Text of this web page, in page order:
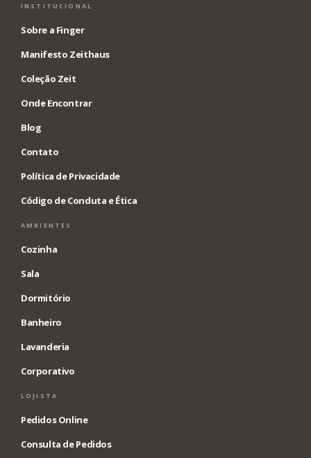
INSTITUCIONAL
Sobre a Finger
Manifesto Zeithaus
Coleção Zeit
Onde Encontrar
Blog
Contato
Política de Privacidade
Código de Conduta e Ética
AMBIENTES
Cozinha
Sala
Dormitório
Banheiro
Lavanderia
Corporativo
LOJISTA
Pedidos Online
Consulta de Pedidos